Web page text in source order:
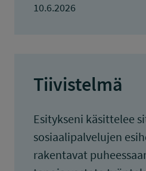
10.6.2026
Tiivistelmä
Esitykseni käsittelee
sosiaalipalvelujen
rakentavat